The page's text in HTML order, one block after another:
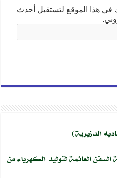
في هذا الموقع لتستقبل أحدث
الدزيرية)
السفن العائمة لتوليد الكهرباء من